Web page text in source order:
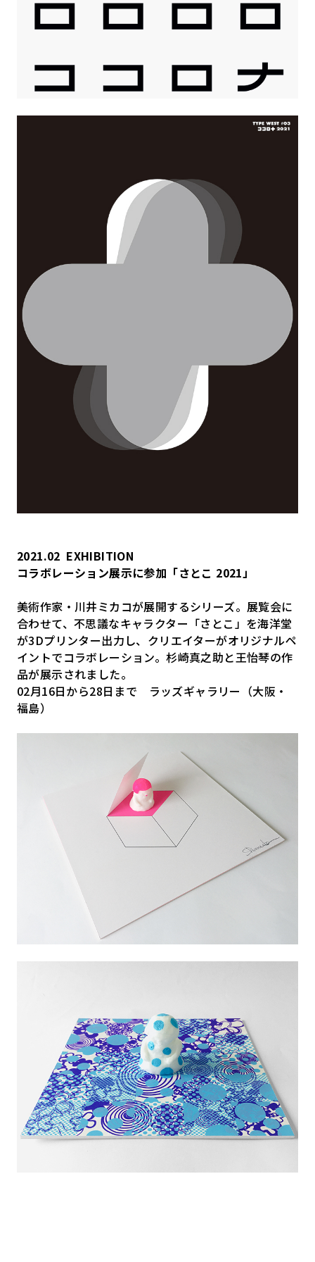
2021.02 EXHIBITION
コラボレーション展示に参加「さとこ 2021」
美術作家・川井ミカコが展開するシリーズ。展覧会に
合わせて、不思議なキャラクター「さとこ」を海洋堂
が3Dプリンター出力し、クリエイターがオリジナルペ
イントでコラボレーション。杉崎真之助と王怡琴の作
品が展示されました。
02月16日から28日まで ラッズギャラリー（大阪・
福島）